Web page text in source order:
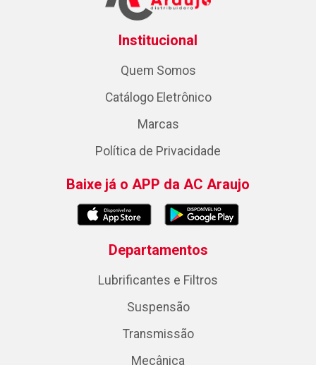
Institucional
Quem Somos
Catálogo Eletrônico
Marcas
Política de Privacidade
Baixe já o APP da AC Araujo
Departamentos
Lubrificantes e Filtros
Suspensão
Transmissão
Mecânica